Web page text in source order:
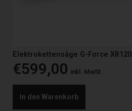
Elektrokettensäge G-Force XR120
€599,00 inkl. MwSt
In den Warenkorb